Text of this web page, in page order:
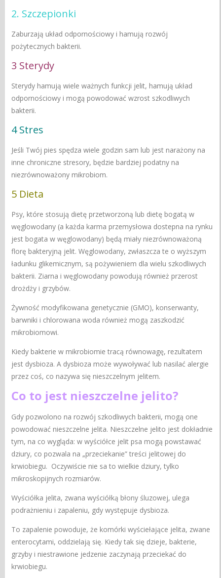
2. Szczepionki
Zaburzają układ odpornościowy i hamują rozwój
pożytecznych bakterii.
3 Sterydy
Sterydy hamują wiele ważnych funkcji jelit, hamują układ
odpornościowy i mogą powodować wzrost szkodliwych
bakterii.
4 Stres
Jeśli Twój pies spędza wiele godzin sam lub jest narażony na
inne chroniczne stresory, będzie bardziej podatny na
niezrównoważony mikrobiom.
5 Dieta
Psy, które stosują dietę przetworzoną lub dietę bogatą w
węglowodany (a każda karma przemysłowa dostepna na rynku
jest bogata w węglowodany) będą miały niezrównoważoną
florę bakteryjną jelit. Węglowodany, zwłaszcza te o wyższym
ładunku glikemicznym, są pożywieniem dla wielu szkodliwych
bakterii. Ziarna i węglowodany powodują również przerost
drożdży i grzybów.
Żywność modyfikowana genetycznie (GMO), konserwanty,
barwniki i chlorowana woda również mogą zaszkodzić
mikrobiomowi.
Kiedy bakterie w mikrobiomie tracą równowagę, rezultatem
jest dysbioza. A dysbioza może wywoływać lub nasilać alergie
przez coś, co nazywa się nieszczelnym jelitem.
Co to jest nieszczelne jelito?
Gdy pozwolono na rozwój szkodliwych bakterii, mogą one
powodować nieszczelne jelita. Nieszczelne jelito jest dokładnie
tym, na co wygląda: w wyściółce jelit psa mogą powstawać
dziury, co pozwala na „przeciekanie” treści jelitowej do
krwiobiegu. Oczywiście nie sa to wielkie dziury, tylko
mikroskopijnych rozmiarów.
Wyściółka jelita, zwana wyściółką błony śluzowej, ulega
podrażnieniu i zapaleniu, gdy występuje dysbioza.
To zapalenie powoduje, że komórki wyściełające jelita, zwane
enterocytami, oddzielają się. Kiedy tak się dzieje, bakterie,
grzyby i niestrawione jedzenie zaczynają przeciekać do
krwiobiegu.